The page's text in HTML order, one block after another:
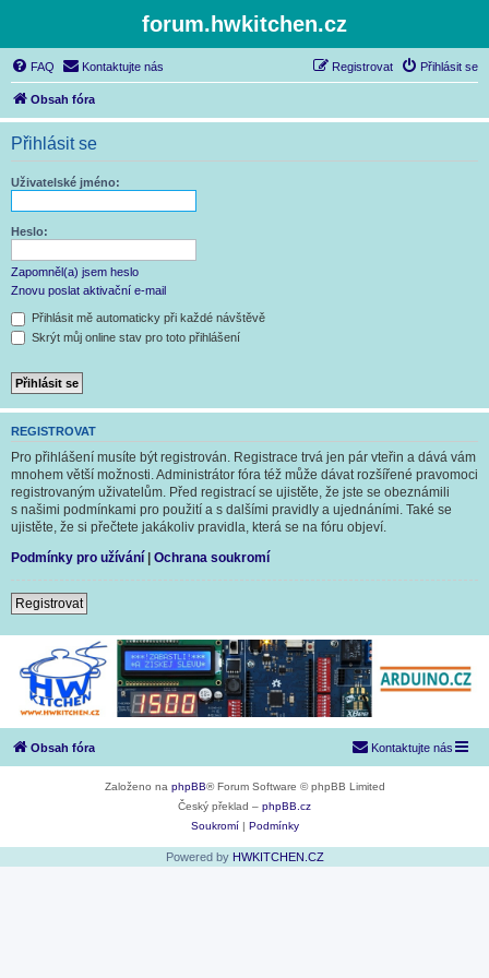
forum.hwkitchen.cz
FAQ Kontaktujte nás Přihlásit se
Registrovat
Obsah fóra
Přihlásit se
Uživatelské jméno:
Heslo:
Zapomněl(a) jsem heslo
Znovu poslat aktivační e-mail
Přihlásit mě automaticky při každé návštěvě
Skrýt můj online stav pro toto přihlášení
REGISTROVAT
Pro přihlášení musíte být registrován. Registrace trvá jen pár vteřin a dává vám
mnohem větší možnosti. Administrátor fóra též může dávat rozšířené pravomoci
registrovaným uživatelům. Před registrací se ujistěte, že jste se obeznámili
s našimi podmínkami pro použití a s dalšími pravidly a ujednáními. Také se
ujistěte, že si přečtete jakákoliv pravidla, která se na fóru objeví.
Podmínky pro užívání | Ochrana soukromí
Registrovat
Obsah fóra Kontaktujte nás
Založeno na phpBB® Forum Software © phpBB Limited
Český překlad – phpBB.cz
Soukromí| Podmínky
Powered by HWKITCHEN.CZ